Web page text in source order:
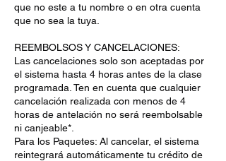
que no este a tu nombre o en otra cuenta
que no sea la tuya.
REEMBOLSOS Y CANCELACIONES:
Las cancelaciones solo son aceptadas por
el sistema hasta 4 horas antes de la clase
programada. Ten en cuenta que cualquier
cancelación realizada con menos de 4
horas de antelación no será reembolsable
ni canjeable*.
Para los Paquetes: Al cancelar, el sistema
reintegrará automáticamente tu crédito de